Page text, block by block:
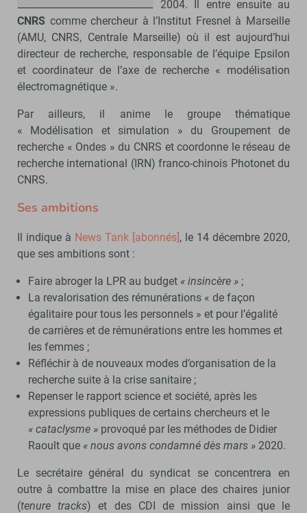
2004. Il entre ensuite au
CNRS comme chercheur à l’Institut Fresnel à Marseille
(AMU, CNRS, Centrale Marseille) où il est aujourd’hui
directeur de recherche, responsable de l’équipe Epsilon
et coordinateur de l’axe de recherche « modélisation
électromagnétique ».
Par ailleurs, il anime le groupe thématique
« Modélisation et simulation » du Groupement de
recherche « Ondes » du CNRS et coordonne le réseau de
recherche international (IRN) franco-chinois Photonet du
CNRS.
Ses ambitions
Il indique à News Tank [abonnés], le 14 décembre 2020,
que ses ambitions sont :
Faire abroger la LPR au budget« insincère »;
La revalorisation des rémunérations « de façon
égalitaire pour tous les personnels » et pour l’égalité
de carrières et de rémunérations entre les hommes et
les femmes ;
Réfléchir à de nouveaux modes d’organisation de la
recherche suite à la crise sanitaire ;
Repenser le rapport science et société, après les
expressions publiques de certains chercheurs et le
« cataclysme »provoqué par les méthodes de Didier
Raoult que « nous avons condamné dès mars »2020.
Le secrétaire général du syndicat se concentrera en
outre à combattre la mise en place des chaires junior
(tenure tracks) et des CDI de mission ainsi que le